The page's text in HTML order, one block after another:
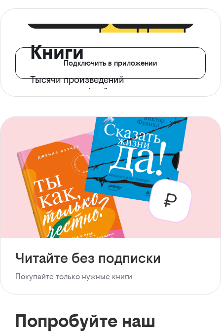
Книги
Тысячи произведений
с доступом офлайн
Подключить в приложении
Читайте без подписки
Покупайте только нужные книги
Попробуйте наш